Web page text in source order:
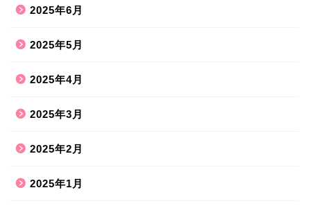
2025年6月
2025年5月
2025年4月
2025年3月
2025年2月
2025年1月